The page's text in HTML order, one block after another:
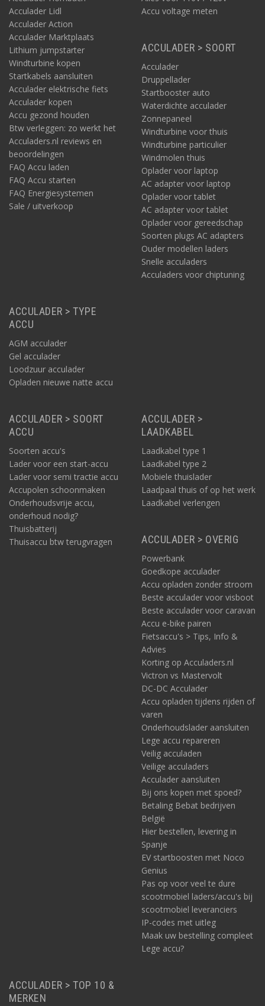
Acculader Lidl
Acculader Action
Acculader Marktplaats
Lithium jumpstarter
Windturbine kopen
Startkabels aansluiten
Acculader elektrische fiets
Acculader kopen
Accu gezond houden
Btw verleggen: zo werkt het
Acculaders.nl reviews en
beoordelingen
FAQ Accu laden
FAQ Accu starten
FAQ Energiesystemen
Sale / uitverkoop
Accu voltage meten
ACCULADER > SOORT
Acculader
Druppellader
Startbooster auto
Waterdichte acculader
Zonnepaneel
Windturbine voor thuis
Windturbine particulier
Windmolen thuis
Oplader voor laptop
AC adapter voor laptop
Oplader voor tablet
AC adapter voor tablet
Oplader voor gereedschap
Soorten plugs AC adapters
Ouder modellen laders
Snelle acculaders
Acculaders voor chiptuning
ACCULADER > TYPE
ACCU
AGM acculader
Gel acculader
Loodzuur acculader
Opladen nieuwe natte accu
ACCULADER > SOORT
ACCU
Soorten accu's
Lader voor een start-accu
Lader voor semi tractie accu
Accupolen schoonmaken
Onderhoudsvrije accu,
onderhoud nodig?
Thuisbatterij
Thuisaccu btw terugvragen
ACCULADER >
LAADKABEL
Laadkabel type 1
Laadkabel type 2
Mobiele thuislader
Laadpaal thuis of op het werk
Laadkabel verlengen
ACCULADER > OVERIG
Powerbank
Goedkope acculader
Accu opladen zonder stroom
Beste acculader voor visboot
Beste acculader voor caravan
Accu e-bike pairen
Fietsaccu's > Tips, Info &
Advies
Korting op Acculaders.nl
Victron vs Mastervolt
DC-DC Acculader
Accu opladen tijdens rijden of
varen
Onderhoudslader aansluiten
Lege accu repareren
Veilig acculaden
Veilige acculaders
Acculader aansluiten
Bij ons kopen met spoed?
Betaling Bebat bedrijven
België
Hier bestellen, levering in
Spanje
EV startboosten met Noco
Genius
Pas op voor veel te dure
scootmobiel laders/accu's bij
scootmobiel leveranciers
IP-codes met uitleg
Maak uw bestelling compleet
Lege accu?
ACCULADER > TOP 10 &
MERKEN